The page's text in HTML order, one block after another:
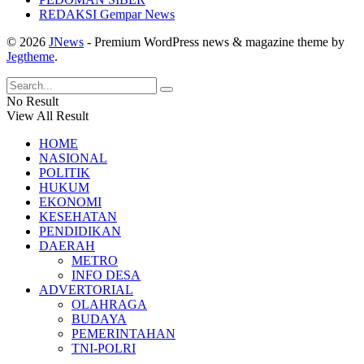
REDAKSI Gempar News
© 2026 JNews - Premium WordPress news & magazine theme by
Jegtheme.
No Result
View All Result
HOME
NASIONAL
POLITIK
HUKUM
EKONOMI
KESEHATAN
PENDIDIKAN
DAERAH
METRO
INFO DESA
ADVERTORIAL
OLAHRAGA
BUDAYA
PEMERINTAHAN
TNI-POLRI